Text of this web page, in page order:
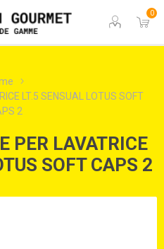
0
LT.5 SENSUAL LOTUS SOFT
2
PER LAVATRICE
SOFT CAPS 2